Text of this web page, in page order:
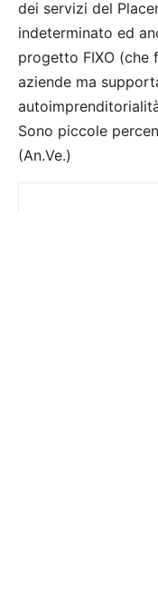
dei servizi del
indeterminato ed
progetto FIXO (che
aziende ma
Sono piccole
(An.Ve.)